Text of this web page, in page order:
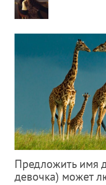
Предложить имя
девочка) может